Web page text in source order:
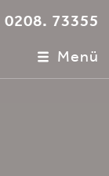
Menü
0208. 73355